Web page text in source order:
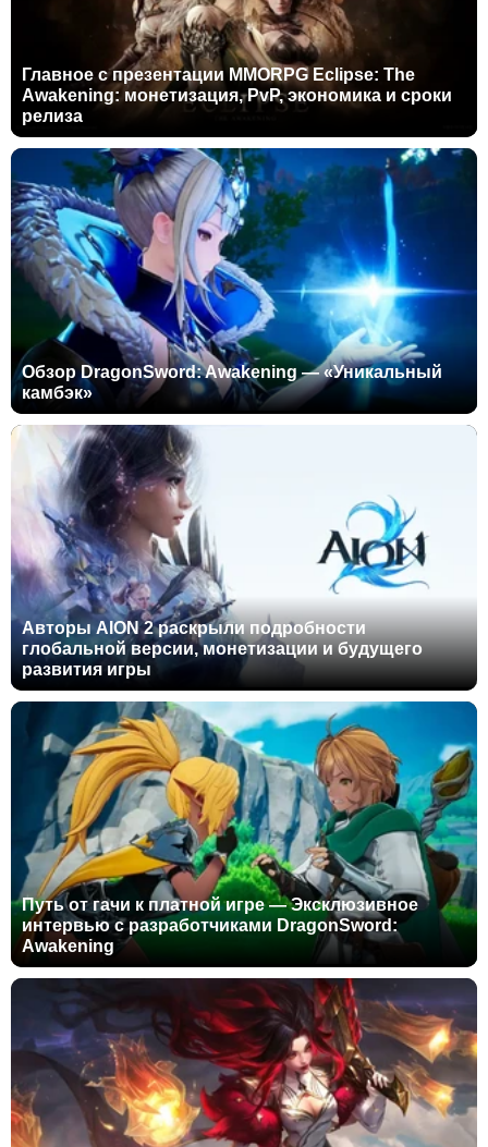
Главное с презентации MMORPG Eclipse: The
Awakening: монетизация, PvP, экономика и сроки
релиза
Обзор DragonSword: Awakening — «Уникальный
камбэк»
Авторы AION 2 раскрыли подробности
глобальной версии, монетизации и будущего
развития игры
Путь от гачи к платной игре — Эксклюзивное
интервью с разработчиками DragonSword:
Awakening